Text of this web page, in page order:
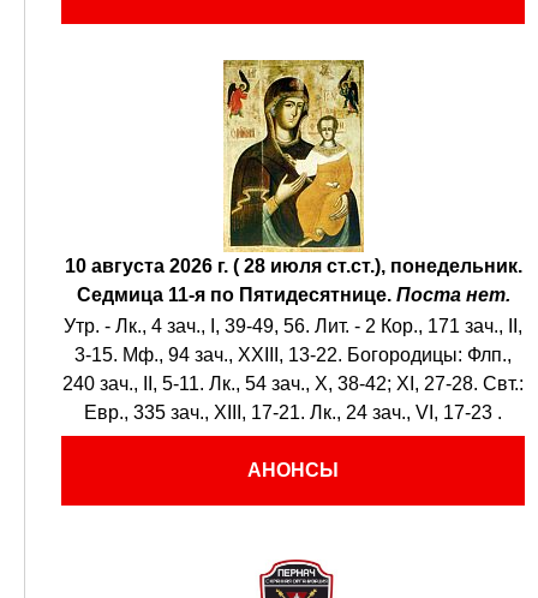
10 августа 2026 г. ( 28 июля ст.ст.), понедельник.
Седмица 11-я по Пятидесятнице. Поста нет.
Утр. - Лк., 4 зач., I, 39-49, 56. Лит. - 2 Кор., 171 зач., II,
3-15. Мф., 94 зач., XXIII, 13-22. Богородицы: Флп.,
240 зач., II, 5-11. Лк., 54 зач., X, 38-42; XI, 27-28. Свт.:
Евр., 335 зач., XIII, 17-21. Лк., 24 зач., VI, 17-23 .
АНОНСЫ